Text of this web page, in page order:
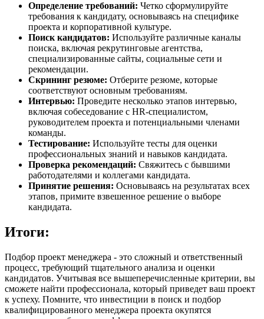
Определение требований: Четко сформулируйте
требования к кандидату, основываясь на специфике
проекта и корпоративной культуре.
Поиск кандидатов: Используйте различные каналы
поиска, включая рекрутинговые агентства,
специализированные сайты, социальные сети и
рекомендации.
Скрининг резюме: Отберите резюме, которые
соответствуют основным требованиям.
Интервью: Проведите несколько этапов интервью,
включая собеседование с HR-специалистом,
руководителем проекта и потенциальными членами
команды.
Тестирование: Используйте тесты для оценки
профессиональных знаний и навыков кандидата.
Проверка рекомендаций: Свяжитесь с бывшими
работодателями и коллегами кандидата.
Принятие решения: Основываясь на результатах всех
этапов, примите взвешенное решение о выборе
кандидата.
Итоги:
Подбор проект менеджера - это сложный и ответственный
процесс, требующий тщательного анализа и оценки
кандидатов. Учитывая все вышеперечисленные критерии, вы
сможете найти профессионала, который приведет ваш проект
к успеху. Помните, что инвестиции в поиск и подбор
квалифицированного менеджера проекта окупятся